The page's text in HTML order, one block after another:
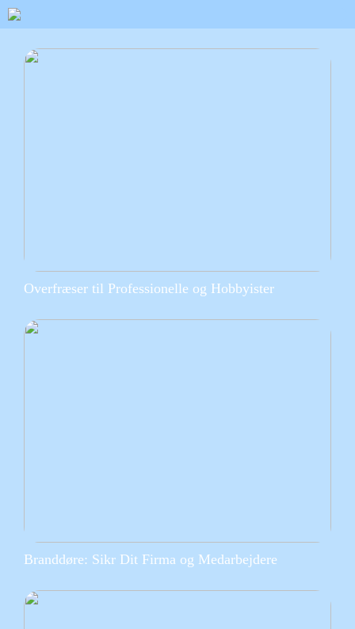
Overfræser til Professionelle og Hobbyister
Branddøre: Sikr Dit Firma og Medarbejdere